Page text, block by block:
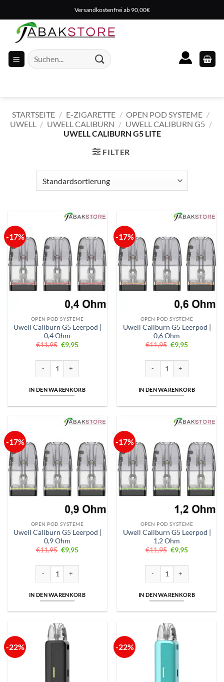
Inhalt
springen
Versandkostenfrei ab 90,00€
Suche
nach:
STARTSEITE / E-ZIGARETTE / OPEN POD SYSTEME /
UWELL / UWELL CALIBURN / UWELL CALIBURN G5 /
UWELL CALIBURN G5 LITE
FILTER
-17%
OPEN POD SYSTEME
Uwell Caliburn G5 Leerpod |
0,4 Ohm
€11,95 Ursprünglicher
Preis
€9,95Aktueller
IN DEN WARENKORB
-17%
OPEN POD SYSTEME
Uwell Caliburn G5 Leerpod |
0,6 Ohm
€11,95 Ursprünglicher
Preis
€9,95Aktueller
IN DEN WARENKORB
-17%
OPEN POD SYSTEME
Uwell Caliburn G5 Leerpod |
0,9 Ohm
€11,95 Ursprünglicher
Preis
€9,95Aktueller
IN DEN WARENKORB
-17%
OPEN POD SYSTEME
Uwell Caliburn G5 Leerpod |
1,2 Ohm
€11,95 Ursprünglicher
Preis
€9,95Aktueller
IN DEN WARENKORB
-22% -22%